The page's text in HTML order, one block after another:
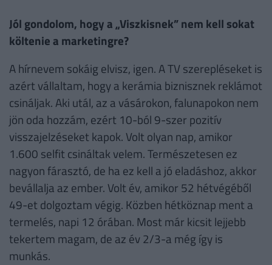
Jól gondolom, hogy a „Viszkisnek” nem kell sokat
költenie a marketingre?
A hírnevem sokáig elvisz, igen. A TV szerepléseket is
azért vállaltam, hogy a kerámia biznisznek reklámot
csináljak. Aki utál, az a vásárokon, falunapokon nem
jön oda hozzám, ezért 10-ból 9-szer pozitív
visszajelzéseket kapok. Volt olyan nap, amikor
1.600 selfit csináltak velem. Természetesen ez
nagyon fárasztó, de ha ez kell a jó eladáshoz, akkor
bevállalja az ember. Volt év, amikor 52 hétvégéből
49-et dolgoztam végig. Közben hétköznap ment a
termelés, napi 12 órában. Most már kicsit lejjebb
tekertem magam, de az év 2/3-a még így is
munkás.